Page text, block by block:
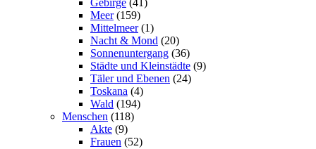
Gebirge (41)
Meer (159)
Mittelmeer (1)
Nacht & Mond (20)
Sonnenuntergang (36)
Städte und Kleinstädte (9)
Täler und Ebenen (24)
Toskana (4)
Wald (194)
Menschen (118)
Akte (9)
Frauen (52)